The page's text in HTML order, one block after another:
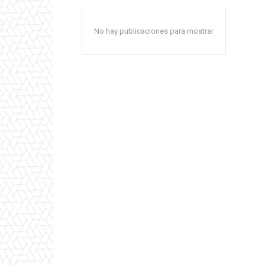
No hay publicaciones para mostrar